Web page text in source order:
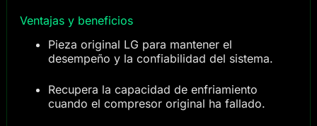
Ventajas y beneficios
Pieza original LG para mantener el
desempeño y la confiabilidad del sistema.
Recupera la capacidad de enfriamiento
cuando el compresor original ha fallado.